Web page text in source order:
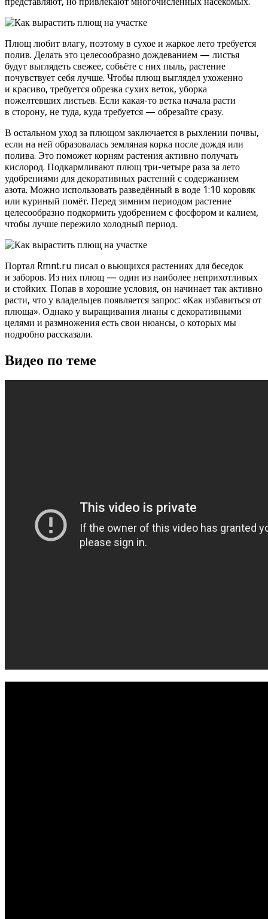
Плющ любит влагу, поэтому в сухое и жаркое лето требуется
полив. Делать это целесообразно дождеванием — листья
будут выглядеть свежее, собьёте с них пыль, растение
почувствует себя лучше. Чтобы плющ выглядел ухоженно
и красиво, требуется обрезка сухих веток, уборка
пожелтевших листьев. Если какая-то ветка начала расти
в сторону, не туда, куда требуется — обрезайте сразу.
В остальном уход за плющом заключается в рыхлении почвы,
если на ней образовалась земляная корка после дождя или
полива. Это поможет корням растения активно получать
кислород. Подкармливают плющ три-четыре раза за лето
удобрениями для декоративных растений с содержанием
азота. Можно использовать разведённый в воде 1:10 коровяк
или куриный помёт. Перед зимним периодом растение
целесообразно подкормить удобрением с фосфором и калием,
чтобы лучше пережило холодный период.
Портал Rmnt.ru писал о вьющихся растениях для беседок
и заборов. Из них плющ — один из наиболее неприхотливых
и стойких. Попав в хорошие условия, он начинает так активно
расти, что у владельцев появляется запрос: «Как избавиться от
плюща». Однако у выращивания лианы с декоративными
целями и размножения есть свои нюансы, о которых мы
подробно рассказали.
Видео по теме